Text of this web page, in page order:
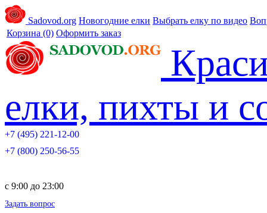
Sadovod.org Новогодние елки Выбрать елку по видео
Корзина (0) Оформить заказ
елки, пихты и
+7 (495) 221-12-00
+7 (800) 250-56-55
c 9:00 до 23:00
Задать вопрос